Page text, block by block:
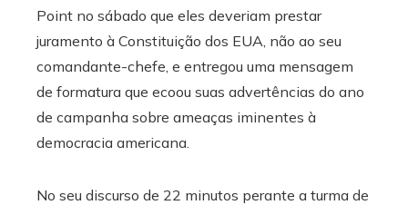
Point no sábado que eles deveriam prestar
juramento à Constituição dos EUA, não ao seu
comandante-chefe, e entregou uma mensagem
de formatura que ecoou suas advertências do ano
de campanha sobre ameaças iminentes à
democracia americana.
No seu discurso de 22 minutos perante a turma de